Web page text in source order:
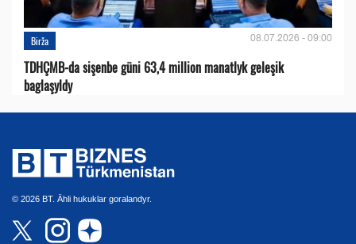
Birža 08.07.2026 - 09:00
TDHÇMB-da sişenbe güni 63,4 million manatlyk geleşik
baglaşyldy
© 2026 BT. Ähli hukuklar goralandyr.